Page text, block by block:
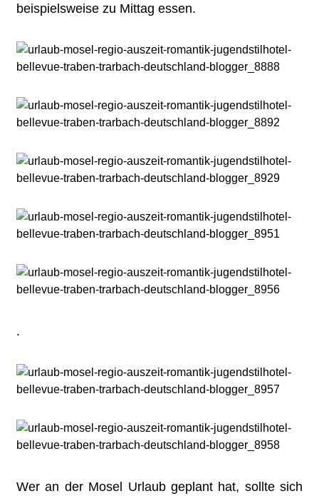
beispielsweise zu Mittag essen.
.
Wer an der Mosel Urlaub geplant hat, sollte sich